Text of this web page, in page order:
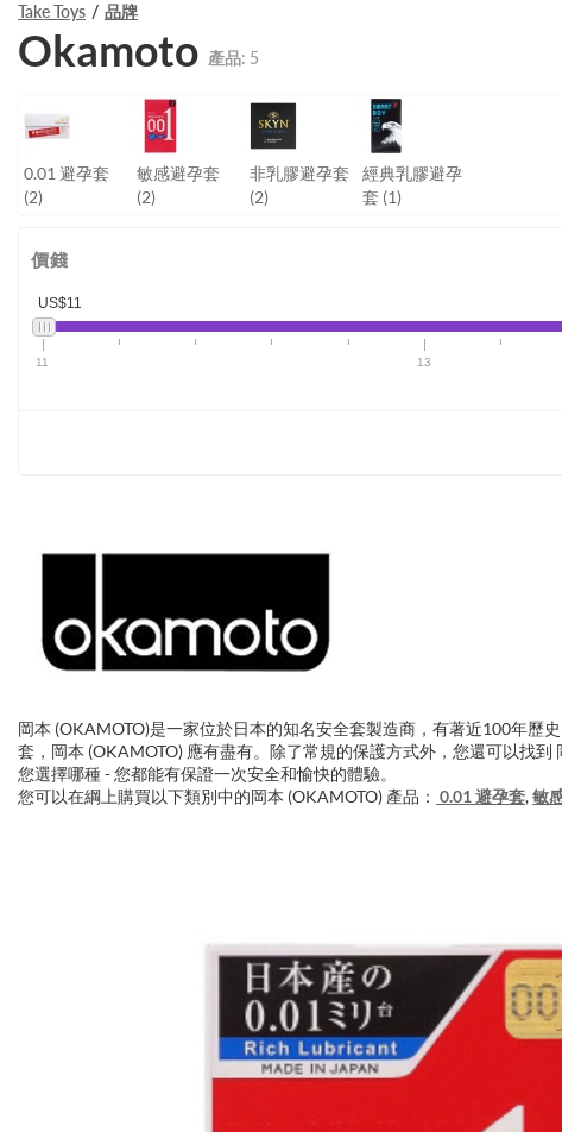
Take Toys 品牌
Okamoto 產品: 5
0.01 避孕套
(2)
敏感避孕套
(2)
非乳膠避孕套
(2)
經典乳膠避孕
套 (1)
價錢
US$11
11 13
岡本 (OKAMOTO)是一家位於日本的知名安全套製造商，有著近100年歷
套，岡本 (OKAMOTO) 應有盡有。除了常規的保護方式外，您還可以找
您選擇哪種 - 您都能有保證一次安全和愉快的體驗。
您可以在綱上購買以下類別中的岡本 (OKAMOTO) 產品： 0.01 避孕套,敏